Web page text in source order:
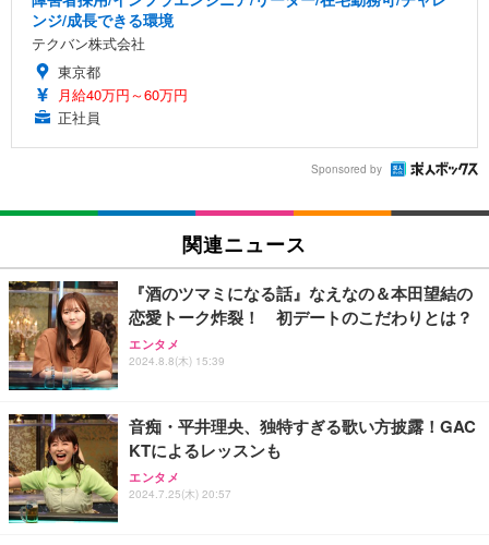
ンジ/成長できる環境
テクバン株式会社
東京都
月給40万円～60万円
正社員
Sponsored by
関連ニュース
『酒のツマミになる話』なえなの＆本田望結の
恋愛トーク炸裂！ 初デートのこだわりとは？
エンタメ
2024.8.8(木) 15:39
音痴・平井理央、独特すぎる歌い方披露！GAC
KTによるレッスンも
エンタメ
2024.7.25(木) 20:57